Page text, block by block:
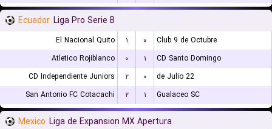
Ecuador Liga Pro Serie B
El Nacional Quito ۱ ۰
Club 9 de Octubre
Atletico Rojiblanco
۰ ۱
CD Santo Domingo
CD Independiente Juniors
۲ ۰
22 de Julio
San Antonio FC Cotacachi
۲ ۱ Gualaceo SC
Mexico Liga de Expansion MX Apertura